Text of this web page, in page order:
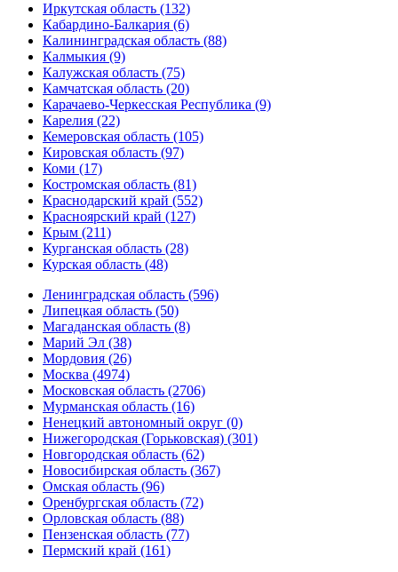
Иркутская область (132)
Кабардино-Балкария (6)
Калининградская область (88)
Калмыкия (9)
Калужская область (75)
Камчатская область (20)
Карачаево-Черкесская Республика (9)
Карелия (22)
Кемеровская область (105)
Кировская область (97)
Коми (17)
Костромская область (81)
Краснодарский край (552)
Красноярский край (127)
Крым (211)
Курганская область (28)
Курская область (48)
Ленинградская область (596)
Липецкая область (50)
Магаданская область (8)
Марий Эл (38)
Мордовия (26)
Москва (4974)
Московская область (2706)
Мурманская область (16)
Ненецкий автономный округ (0)
Нижегородская (Горьковская) (301)
Новгородская область (62)
Новосибирская область (367)
Омская область (96)
Оренбургская область (72)
Орловская область (88)
Пензенская область (77)
Пермский край (161)